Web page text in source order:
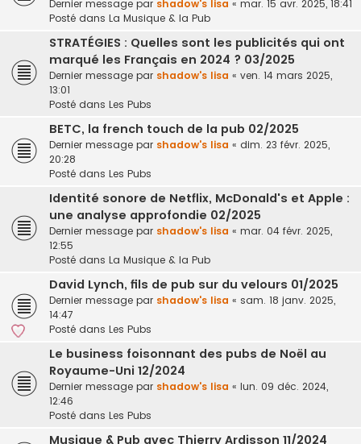
Dernier message par shadow's lisa « mar. 15 avr. 2025, 18:41
Posté dans La Musique & la Pub
STRATÉGIES : Quelles sont les publicités qui ont
marqué les Français en 2024 ? 03/2025
Dernier message par shadow's lisa « ven. 14 mars 2025,
13:01
Posté dans Les Pubs
BETC, la french touch de la pub 02/2025
Dernier message par shadow's lisa « dim. 23 févr. 2025,
20:28
Posté dans Les Pubs
Identité sonore de Netflix, McDonald's et Apple :
une analyse approfondie 02/2025
Dernier message par shadow's lisa « mar. 04 févr. 2025,
12:55
Posté dans La Musique & la Pub
David Lynch, fils de pub sur du velours 01/2025
Dernier message par shadow's lisa « sam. 18 janv. 2025,
14:47
Posté dans Les Pubs
Le business foisonnant des pubs de Noël au
Royaume-Uni 12/2024
Dernier message par shadow's lisa « lun. 09 déc. 2024,
12:46
Posté dans Les Pubs
Musique & Pub avec Thierry Ardisson 11/2024